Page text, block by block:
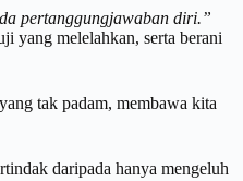
pertanggungjawaban diri.”
yang melelahkan, serta berani
tak padam, membawa kita
daripada hanya mengeluh